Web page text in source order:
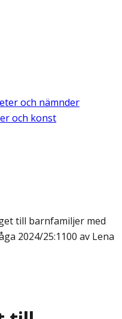
och nämnder
och konst
till barnfamiljer med
2024/25:1100 av Lena